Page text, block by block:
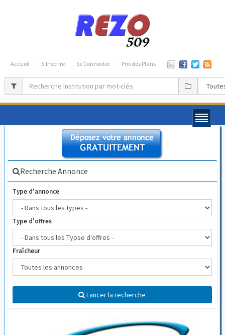
Accueil S’Inscrire Se Connecter Prix des Plans
Recherche Annonce
Type d'annonce
Type d'offres
Fraîcheur
Lancer la recherche